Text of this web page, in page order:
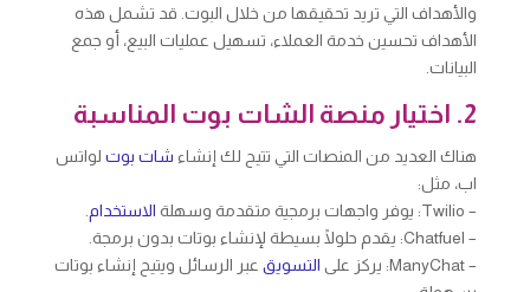
والأهداف التي تريد تحقيقها من خلال البوت. قد تشمل هذه
الأهداف تحسين خدمة العملاء، تسهيل عمليات البيع، أو جمع
البيانات.
2. اختيار منصة الشات بوت المناسبة
هناك العديد من المنصات التي تتيح لك إنشاء شات بوتلواتس
اب، مثل:
– Twilio: يوفر واجهات برمجية متقدمة وسهلة
الاستخدام
– Chatfuel: يقدم حلولًا بسيطة لإنشاء بوتات بدون برمجة.
– ManyChat: يركز على
التسويقعبر الرسائل ويتيح إنشاء بوتات